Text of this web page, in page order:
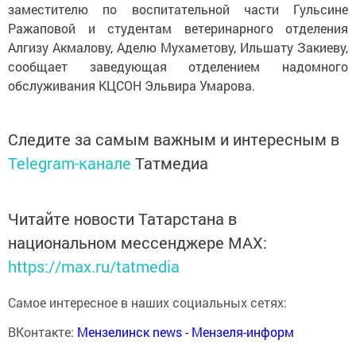
заместителю по воспитательной части Гульсине
Ражаповой и студентам ветеринарного отделения
Алгизу Акмалову, Аделю Мухаметову, Ильшату Закиеву,
сообщает заведующая отделением надомного
обслуживания КЦСОН Эльвира Умарова.
Следите за самым важным и интересным в
Telegram-канале Татмедиа
Читайте новости Татарстана в
национальном мессенджере MАХ:
https://max.ru/tatmedia
Самое интересное в наших социальных сетях:
ВКонтакте: Мензелинск news - Мензеля-информ